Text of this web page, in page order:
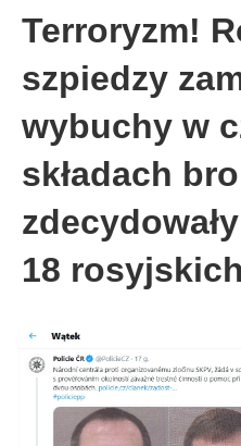
Terroryzm!
szpiedzy
wybuchy w
składach
18